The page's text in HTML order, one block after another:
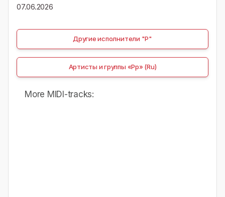
07.06.2026
Другие исполнители "Р"
Артисты и группы «Рр» (Ru)
More MIDI-tracks: